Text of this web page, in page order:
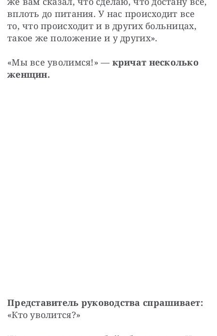
вплоть до питания. У нас происходит все
то, что происходит и в других больницах,
такое же положение и у других».
«Мы все уволимся!» — кричат несколько
женщин.
Представитель руководства спрашивает:
«Кто уволится?»